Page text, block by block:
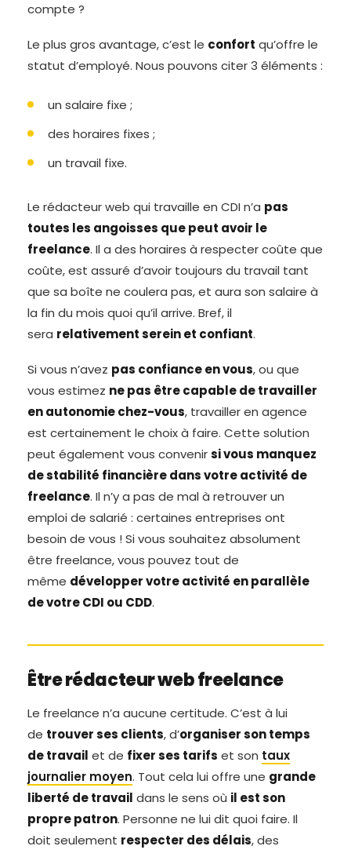
compte ?
Le plus gros avantage, c’est le confort qu’offre le
statut d’employé. Nous pouvons citer 3 éléments :
un salaire fixe ;
des horaires fixes ;
un travail fixe.
Le rédacteur web qui travaille en CDI n’a pas
toutes les angoisses que peut avoir le
freelance. Il a des horaires à respecter coûte que
coûte, est assuré d’avoir toujours du travail tant
que sa boîte ne coulera pas, et aura son salaire à
la fin du mois quoi qu’il arrive. Bref, il
sera relativement serein et confiant.
Si vous n’avez pas confiance en vous, ou que
vous estimez ne pas être capable de travailler
en autonomie chez-vous, travailler en agence
est certainement le choix à faire. Cette solution
peut également vous convenirsi vous manquez
de stabilité financière dans votre activité de
freelance. Il n’y a pas de mal à retrouver un
emploi de salarié : certaines entreprises ont
besoin de vous ! Si vous souhaitez absolument
être freelance, vous pouvez tout de
même développer votre activité en parallèle
de votre CDI ou CDD.
Être rédacteur web freelance
Le freelance n’a aucune certitude. C’est à lui
de trouver ses clients, d’organiser son temps
de travail et de fixer ses tarifs et son taux
journalier moyen. Tout cela lui offre une grande
liberté de travail dans le sens où il est son
propre patron. Personne ne lui dit quoi faire. Il
doit seulement respecter des délais, des